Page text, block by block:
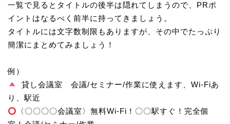
一覧で見るとタイトルの後半は隠れてしまうので、PRポ
イントはなるべく前半に持ってきましょう。
タイトルには文字数制限もありますが、その中でたっぷり
簡潔にまとめてみましょう！
例）
貸し会議室 会議/セミナー/作業に使えます、Wi-Fiあ
り、駅近
〈〇〇〇〇会議室〉無料Wi-Fi！〇〇駅すぐ！完全個